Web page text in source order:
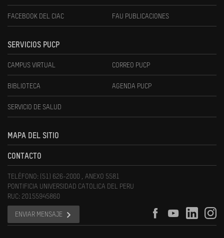
FACEBOOK DEL CIAC FAU PUBLICACIONES
SERVICIOS PUCP
CAMPUS VIRTUAL CORREO PUCP
BIBLIOTECA AGENDA PUCP
SERVICIO DE SALUD
MAPA DEL SITIO
CONTACTO
TELÉFONO: (51) 626-2000 , ANEXO 5581
PONTIFICIA UNIVERSIDAD CATOLICA DEL PERU
RUC: 20155945860
ENVIAR MENSAJE